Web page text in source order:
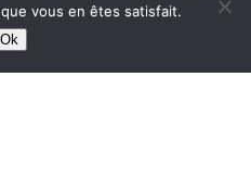
bywp-copyrightpro.com
vous en êtes satisfait.
Ok